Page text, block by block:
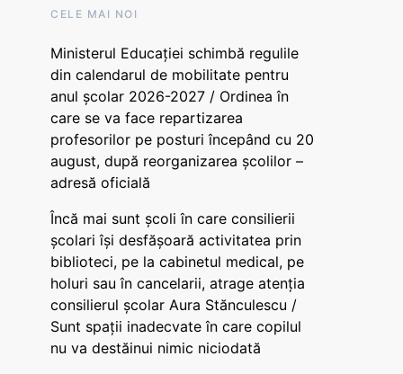
CELE MAI NOI
Ministerul Educației schimbă regulile
din calendarul de mobilitate pentru
anul școlar 2026-2027 / Ordinea în
care se va face repartizarea
profesorilor pe posturi începând cu 20
august, după reorganizarea școlilor –
adresă oficială
Încă mai sunt școli în care consilierii
școlari își desfășoară activitatea prin
biblioteci, pe la cabinetul medical, pe
holuri sau în cancelarii, atrage atenția
consilierul școlar Aura Stănculescu /
Sunt spații inadecvate în care copilul
nu va destăinui nimic niciodată